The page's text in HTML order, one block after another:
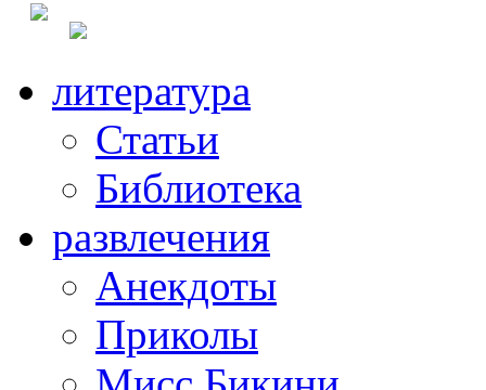
литература
Статьи
Библиотека
развлечения
Анекдоты
Приколы